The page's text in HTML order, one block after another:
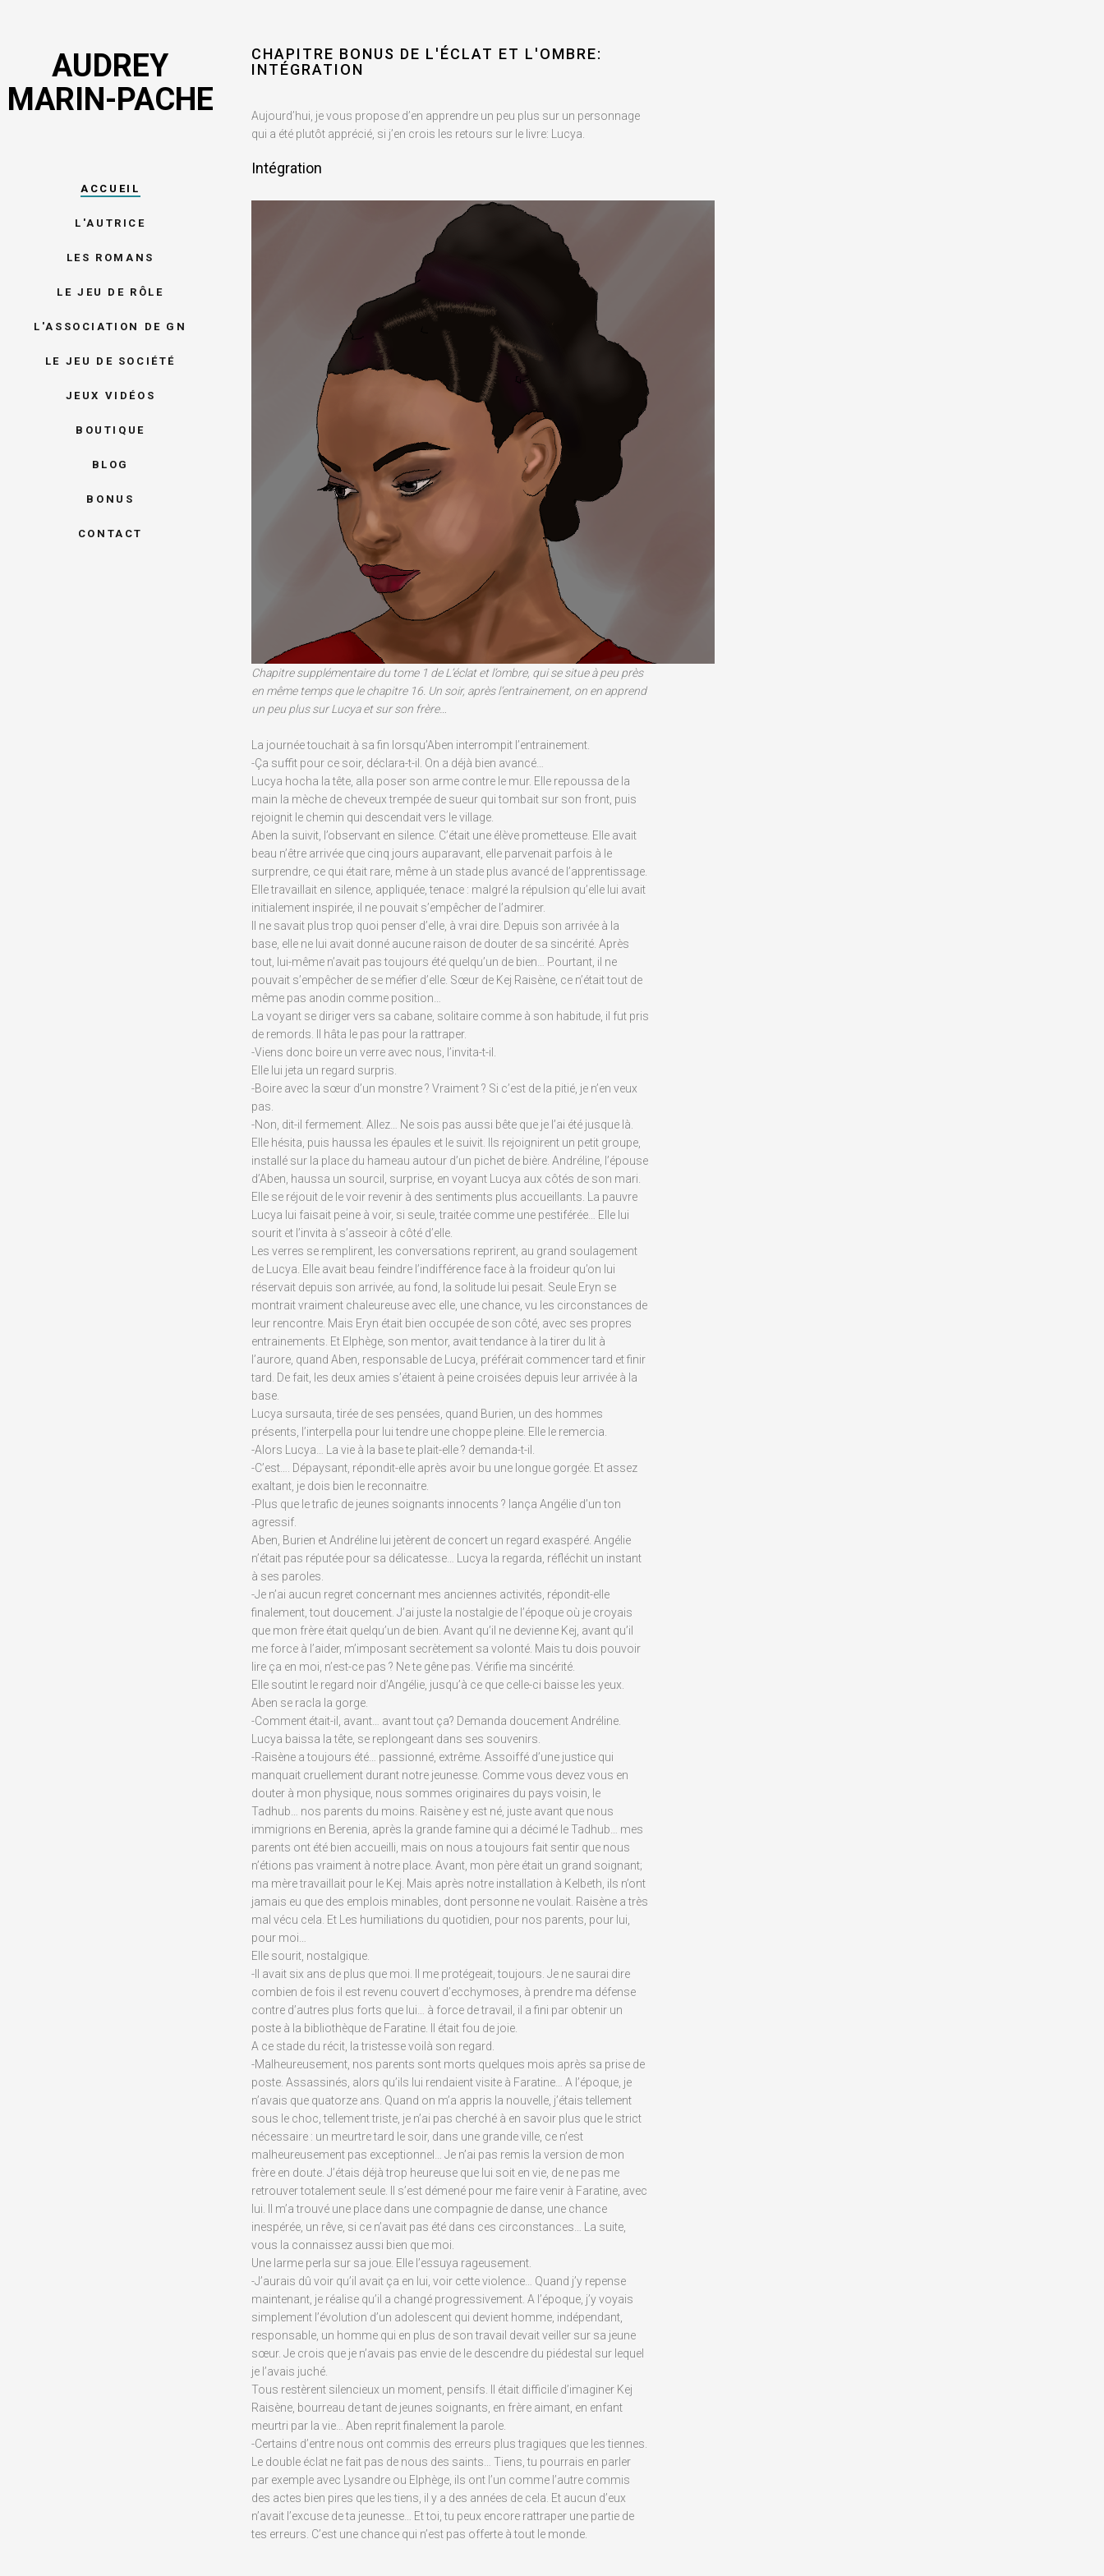
AUDREY
MARIN-PACHE
ACCUEIL
L'AUTRICE
LES ROMANS
LE JEU DE RÔLE
L'ASSOCIATION DE GN
LE JEU DE SOCIÉTÉ
JEUX VIDÉOS
BOUTIQUE
BLOG
BONUS
CONTACT
CHAPITRE BONUS DE L'ÉCLAT ET L'OMBRE:
INTÉGRATION
Aujourd’hui, je vous propose d’en apprendre un peu plus sur un personnage
qui a été plutôt apprécié, si j’en crois les retours sur le livre: Lucya.
Intégration
Chapitre supplémentaire du tome 1 de L’éclat et l’ombre, qui se situe à peu près
en même temps que le chapitre 16. Un soir, après l’entrainement, on en apprend
un peu plus sur Lucya et sur son frère…
La journée touchait à sa fin lorsqu’Aben interrompit l’entrainement.
-Ça suffit pour ce soir, déclara-t-il. On a déjà bien avancé…
Lucya hocha la tête, alla poser son arme contre le mur. Elle repoussa de la
main la mèche de cheveux trempée de sueur qui tombait sur son front, puis
rejoignit le chemin qui descendait vers le village.
Aben la suivit, l’observant en silence. C’était une élève prometteuse. Elle avait
beau n’être arrivée que cinq jours auparavant, elle parvenait parfois à le
surprendre, ce qui était rare, même à un stade plus avancé de l’apprentissage.
Elle travaillait en silence, appliquée, tenace : malgré la répulsion qu’elle lui avait
initialement inspirée, il ne pouvait s’empêcher de l’admirer.
Il ne savait plus trop quoi penser d’elle, à vrai dire. Depuis son arrivée à la
base, elle ne lui avait donné aucune raison de douter de sa sincérité. Après
tout, lui-même n’avait pas toujours été quelqu’un de bien… Pourtant, il ne
pouvait s’empêcher de se méfier d’elle. Sœur de Kej Raisène, ce n’était tout de
même pas anodin comme position…
La voyant se diriger vers sa cabane, solitaire comme à son habitude, il fut pris
de remords. Il hâta le pas pour la rattraper.
-Viens donc boire un verre avec nous, l’invita-t-il.
Elle lui jeta un regard surpris.
-Boire avec la sœur d’un monstre ? Vraiment ? Si c’est de la pitié, je n’en veux
pas.
-Non, dit-il fermement. Allez… Ne sois pas aussi bête que je l’ai été jusque là.
Elle hésita, puis haussa les épaules et le suivit. Ils rejoignirent un petit groupe,
installé sur la place du hameau autour d’un pichet de bière. Andréline, l’épouse
d’Aben, haussa un sourcil, surprise, en voyant Lucya aux côtés de son mari.
Elle se réjouit de le voir revenir à des sentiments plus accueillants. La pauvre
Lucya lui faisait peine à voir, si seule, traitée comme une pestiférée… Elle lui
sourit et l’invita à s’asseoir à côté d’elle.
Les verres se remplirent, les conversations reprirent, au grand soulagement
de Lucya. Elle avait beau feindre l’indifférence face à la froideur qu’on lui
réservait depuis son arrivée, au fond, la solitude lui pesait. Seule Eryn se
montrait vraiment chaleureuse avec elle, une chance, vu les circonstances de
leur rencontre. Mais Eryn était bien occupée de son côté, avec ses propres
entrainements. Et Elphège, son mentor, avait tendance à la tirer du lit à
l’aurore, quand Aben, responsable de Lucya, préférait commencer tard et finir
tard. De fait, les deux amies s’étaient à peine croisées depuis leur arrivée à la
base.
Lucya sursauta, tirée de ses pensées, quand Burien, un des hommes
présents, l’interpella pour lui tendre une choppe pleine. Elle le remercia.
-Alors Lucya… La vie à la base te plait-elle ? demanda-t-il.
-C’est…. Dépaysant, répondit-elle après avoir bu une longue gorgée. Et assez
exaltant, je dois bien le reconnaitre.
-Plus que le trafic de jeunes soignants innocents ? lança Angélie d’un ton
agressif.
Aben, Burien et Andréline lui jetèrent de concert un regard exaspéré. Angélie
n’était pas réputée pour sa délicatesse… Lucya la regarda, réfléchit un instant
à ses paroles.
-Je n’ai aucun regret concernant mes anciennes activités, répondit-elle
finalement, tout doucement. J’ai juste la nostalgie de l’époque où je croyais
que mon frère était quelqu’un de bien. Avant qu’il ne devienne Kej, avant qu’il
me force à l’aider, m’imposant secrètement sa volonté. Mais tu dois pouvoir
lire ça en moi, n’est-ce pas ? Ne te gêne pas. Vérifie ma sincérité.
Elle soutint le regard noir d’Angélie, jusqu’à ce que celle-ci baisse les yeux.
Aben se racla la gorge.
-Comment était-il, avant… avant tout ça? Demanda doucement Andréline.
Lucya baissa la tête, se replongeant dans ses souvenirs.
-Raisène a toujours été… passionné, extrême. Assoiffé d’une justice qui
manquait cruellement durant notre jeunesse. Comme vous devez vous en
douter à mon physique, nous sommes originaires du pays voisin, le
Tadhub… nos parents du moins. Raisène y est né, juste avant que nous
immigrions en Berenia, après la grande famine qui a décimé le Tadhub… mes
parents ont été bien accueilli, mais on nous a toujours fait sentir que nous
n’étions pas vraiment à notre place. Avant, mon père était un grand soignant;
ma mère travaillait pour le Kej. Mais après notre installation à Kelbeth, ils n’ont
jamais eu que des emplois minables, dont personne ne voulait. Raisène a très
mal vécu cela. Et Les humiliations du quotidien, pour nos parents, pour lui,
pour moi…
Elle sourit, nostalgique.
-Il avait six ans de plus que moi. Il me protégeait, toujours. Je ne saurai dire
combien de fois il est revenu couvert d’ecchymoses, à prendre ma défense
contre d’autres plus forts que lui… à force de travail, il a fini par obtenir un
poste à la bibliothèque de Faratine. Il était fou de joie.
A ce stade du récit, la tristesse voilà son regard.
-Malheureusement, nos parents sont morts quelques mois après sa prise de
poste. Assassinés, alors qu’ils lui rendaient visite à Faratine… A l’époque, je
n’avais que quatorze ans. Quand on m’a appris la nouvelle, j’étais tellement
sous le choc, tellement triste, je n’ai pas cherché à en savoir plus que le strict
nécessaire : un meurtre tard le soir, dans une grande ville, ce n’est
malheureusement pas exceptionnel… Je n’ai pas remis la version de mon
frère en doute. J’étais déjà trop heureuse que lui soit en vie, de ne pas me
retrouver totalement seule. Il s’est démené pour me faire venir à Faratine, avec
lui. Il m’a trouvé une place dans une compagnie de danse, une chance
inespérée, un rêve, si ce n’avait pas été dans ces circonstances… La suite,
vous la connaissez aussi bien que moi.
Une larme perla sur sa joue. Elle l’essuya rageusement.
-J’aurais dû voir qu’il avait ça en lui, voir cette violence… Quand j’y repense
maintenant, je réalise qu’il a changé progressivement. A l’époque, j’y voyais
simplement l’évolution d’un adolescent qui devient homme, indépendant,
responsable, un homme qui en plus de son travail devait veiller sur sa jeune
sœur. Je crois que je n’avais pas envie de le descendre du piédestal sur lequel
je l’avais juché.
Tous restèrent silencieux un moment, pensifs. Il était difficile d’imaginer Kej
Raisène, bourreau de tant de jeunes soignants, en frère aimant, en enfant
meurtri par la vie… Aben reprit finalement la parole.
-Certains d’entre nous ont commis des erreurs plus tragiques que les tiennes.
Le double éclat ne fait pas de nous des saints… Tiens, tu pourrais en parler
par exemple avec Lysandre ou Elphège, ils ont l’un comme l’autre commis
des actes bien pires que les tiens, il y a des années de cela. Et aucun d’eux
n’avait l’excuse de ta jeunesse… Et toi, tu peux encore rattraper une partie de
tes erreurs. C’est une chance qui n’est pas offerte à tout le monde.